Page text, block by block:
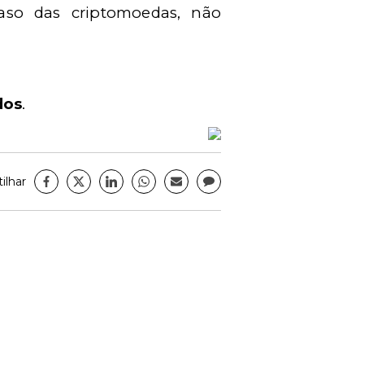
das criptomoedas, não
.